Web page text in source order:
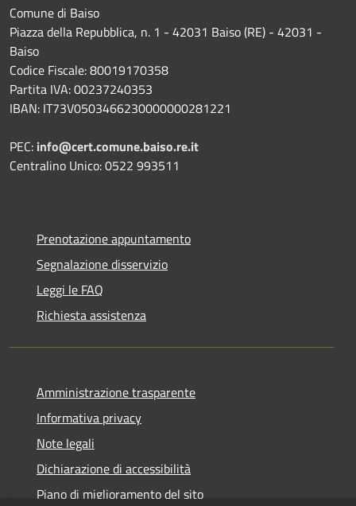
Comune di Baiso
Piazza della Repubblica, n. 1 - 42031 Baiso (RE) - 42031 -
Baiso
Codice Fiscale: 80019170358
Partita IVA: 00237240353
IBAN: IT73V0503466230000000281221
PEC: info@cert.comune.baiso.re.it
Centralino Unico: 0522 993511
Prenotazione appuntamento
Segnalazione disservizio
Leggi le FAQ
Richiesta assistenza
Amministrazione trasparente
Informativa privacy
Note legali
Dichiarazione di accessibilità
Piano di miglioramento del sito